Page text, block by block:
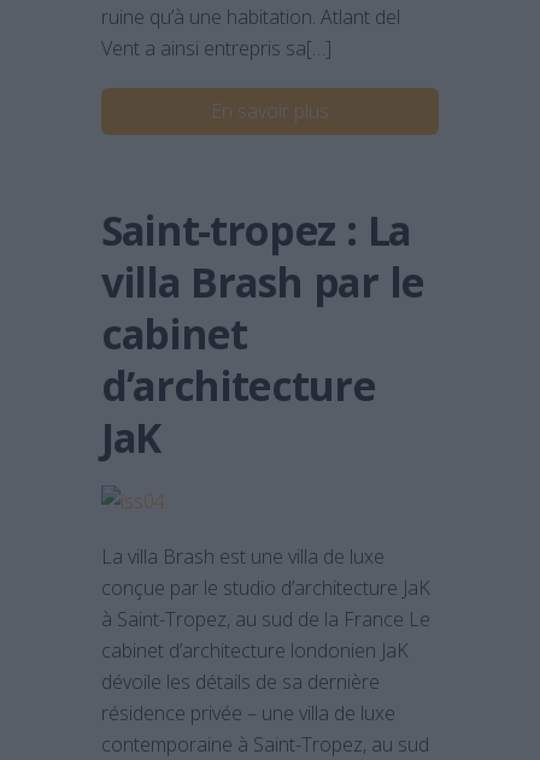
ruine qu’à une habitation. Atlant del
Vent a ainsi entrepris sa[…]
En savoir plus
Saint-tropez : La
villa Brash par le
cabinet
d’architecture
JaK
La villa Brash est une villa de luxe
conçue par le studio d’architecture JaK
à Saint-Tropez, au sud de la France Le
cabinet d’architecture londonien JaK
dévoile les détails de sa dernière
résidence privée – une villa de luxe
contemporaine à Saint-Tropez, au sud